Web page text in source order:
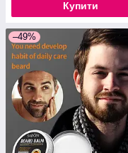
Купити
–49%